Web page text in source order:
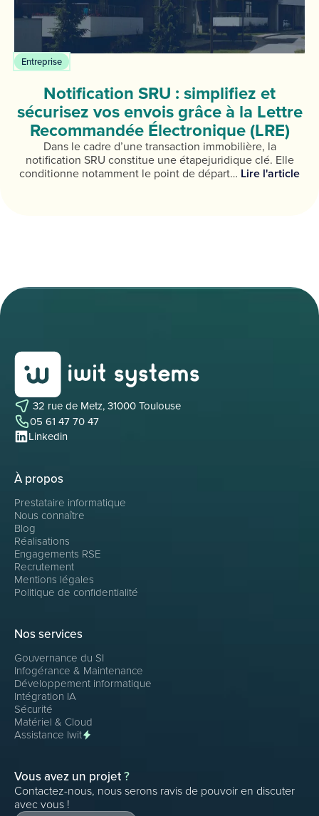
Entreprise
Notification SRU : simplifiez et
sécurisez vos envois grâce à la Lettre
Recommandée Électronique (LRE)
Dans le cadre d’une transaction immobilière, la
notification SRU constitue une étapejuridique clé. Elle
conditionne notamment le point de départ… Lire l'article
32 rue de Metz, 31000 Toulouse
05 61 47 70 47
Linkedin
À propos
Prestataire informatique
Nous connaître
Blog
Réalisations
Engagements RSE
Recrutement
Mentions légales
Politique de confidentialité
Nos services
Gouvernance du SI
Infogérance & Maintenance
Développement informatique
Intégration IA
Sécurité
Matériel & Cloud
Assistance Iwit
Vous avez un projet?
Contactez-nous, nous serons ravis de pouvoir en discuter
avec vous !